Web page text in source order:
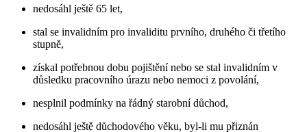
nedosáhl ještě 65 let,
stal se invalidním pro invaliditu prvního, druhého či třetího
stupně,
získal potřebnou dobu pojištění nebo se stal invalidním v
důsledku pracovního úrazu nebo nemoci z povolání,
nesplnil podmínky na řádný starobní důchod,
nedosáhl ještě důchodového věku, byl-li mu přiznán